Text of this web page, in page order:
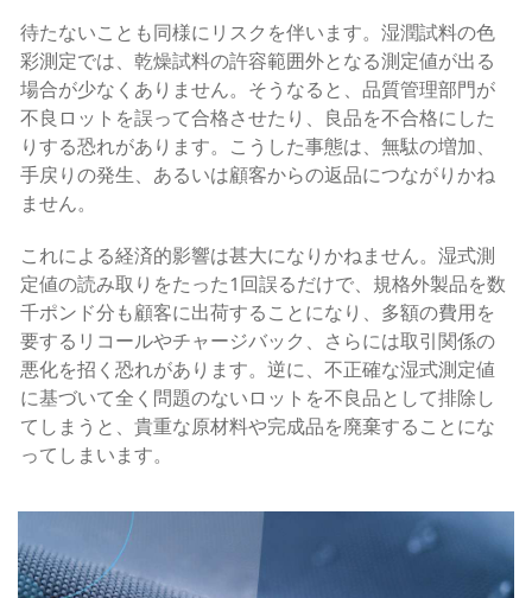
待たないことも同様にリスクを伴います。湿潤試料の色
彩測定では、乾燥試料の許容範囲外となる測定値が出る
場合が少なくありません。そうなると、品質管理部門が
不良ロットを誤って合格させたり、良品を不合格にした
りする恐れがあります。こうした事態は、無駄の増加、
手戻りの発生、あるいは顧客からの返品につながりかね
ません。
これによる経済的影響は甚大になりかねません。湿式測
定値の読み取りをたった1回誤るだけで、規格外製品を数
千ポンド分も顧客に出荷することになり、多額の費用を
要するリコールやチャージバック、さらには取引関係の
悪化を招く恐れがあります。逆に、不正確な湿式測定値
に基づいて全く問題のないロットを不良品として排除し
てしまうと、貴重な原材料や完成品を廃棄することにな
ってしまいます。